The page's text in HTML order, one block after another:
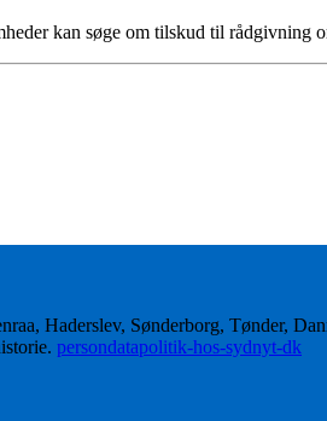
kan søge om tilskud til rådgivning
Haderslev, Sønderborg, Tønder,
persondatapolitik-hos-sydnyt-dk